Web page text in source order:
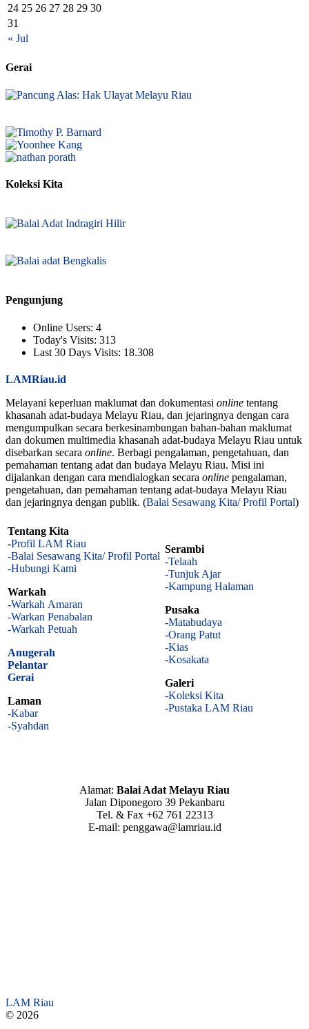
« Jul
24 25 26 27 28 29 30
31
Gerai
Koleksi Kita
Pengunjung
Online Users: 4
Today's Visits: 313
Last 30 Days Visits: 18.308
LAMRiau.id
Melayani keperluan maklumat dan dokumentasi online tentang
khasanah adat-budaya Melayu Riau, dan jejaringnya dengan cara
mengumpulkan secara berkesinambungan bahan-bahan maklumat
dan dokumen multimedia khasanah adat-budaya Melayu Riau untuk
disebarkan secara online. Berbagi pengalaman, pengetahuan, dan
pemahaman tentang adat dan budaya Melayu Riau. Misi ini
dijalankan dengan cara mendialogkan secara online pengalaman,
pengetahuan, dan pemahaman tentang adat-budaya Melayu Riau
dan jejaringnya dengan publik. (Balai Sesawang Kita/ Profil Portal)
Tentang Kita
-Profil LAM Riau
-Balai Sesawang Kita/ Profil Portal
-Hubungi Kami
Warkah
-Warkah Amaran
-Warkan Penabalan
-Warkah Petuah
Anugerah
Pelantar
Gerai
Laman
-Kabar
-Syahdan
Serambi
-Telaah
-Tunjuk Ajar
-Kampung Halaman
Pusaka
-Matabudaya
-Orang Patut
-Kias
-Kosakata
Galeri
-Koleksi Kita
-Pustaka LAM Riau
Alamat: Balai Adat Melayu Riau
Jalan Diponegoro 39 Pekanbaru
Tel. & Fax +62 761 22313
E-mail: penggawa@lamriau.id
LAM Riau
© 2026